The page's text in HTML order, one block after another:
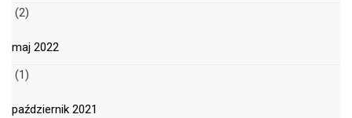
(2)
maj 2022
(1)
październik 2021